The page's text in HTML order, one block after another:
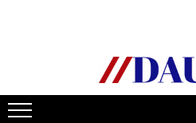
Bullbare, Suporti lumini camioane
Accesorii inox